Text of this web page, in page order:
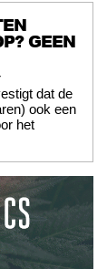
GEEN
dat de
ook een
het